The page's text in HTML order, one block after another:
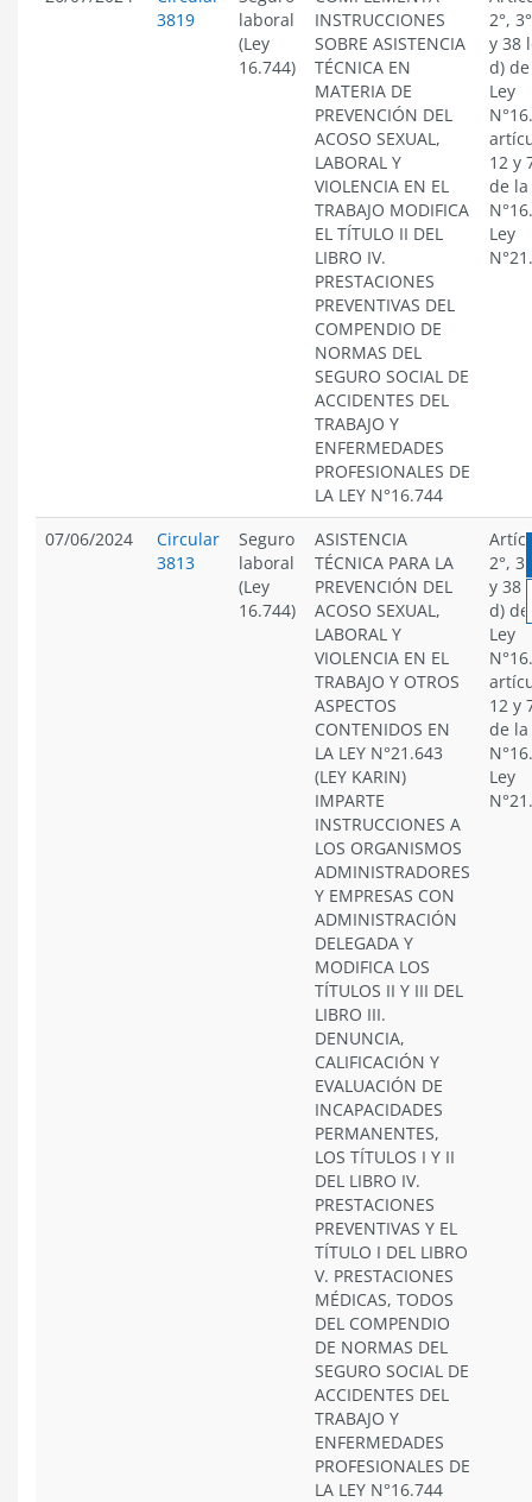
3819
laboral
(Ley
16.744)
INSTRUCCIONES
SOBRE ASISTENCIA
TÉCNICA EN
MATERIA DE
PREVENCIÓN DEL
ACOSO SEXUAL,
LABORAL Y
VIOLENCIA EN EL
TRABAJO MODIFICA
EL TÍTULO II DEL
LIBRO IV.
PRESTACIONES
PREVENTIVAS DEL
COMPENDIO DE
NORMAS DEL
SEGURO SOCIAL DE
ACCIDENTES DEL
TRABAJO Y
ENFERMEDADES
PROFESIONALES DE
LA LEY N°16.744
2°,
y 38
d)
Ley
12 y
de la
Ley
07/06/2024
Circular
3813
Seguro
laboral
(Ley
16.744)
ASISTENCIA
TÉCNICA PARA LA
PREVENCIÓN DEL
ACOSO SEXUAL,
LABORAL Y
VIOLENCIA EN EL
TRABAJO Y OTROS
ASPECTOS
CONTENIDOS EN
LA LEY N°21.643
(LEY KARIN)
IMPARTE
INSTRUCCIONES A
LOS ORGANISMOS
ADMINISTRADORES
Y EMPRESAS CON
ADMINISTRACIÓN
DELEGADA Y
MODIFICA LOS
TÍTULOS II Y III DEL
LIBRO III.
DENUNCIA,
CALIFICACIÓN Y
EVALUACIÓN DE
INCAPACIDADES
PERMANENTES,
LOS TÍTULOS I Y II
DEL LIBRO IV.
PRESTACIONES
PREVENTIVAS Y EL
TÍTULO I DEL LIBRO
V. PRESTACIONES
MÉDICAS, TODOS
DEL COMPENDIO
DE NORMAS DEL
SEGURO SOCIAL DE
ACCIDENTES DEL
TRABAJO Y
ENFERMEDADES
PROFESIONALES DE
LA LEY N°16.744
2°,
y 38
d)
Ley
12 y
de la
Ley